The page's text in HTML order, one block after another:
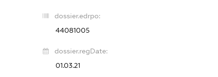
dossier.edrpo:
44081005
dossier.regDate:
01.03.21